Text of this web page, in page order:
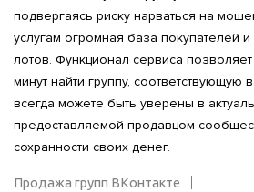
подвергаясь риску нарваться на
услугам огромная база покупателей
лотов. Функционал сервиса
минут найти группу,
всегда можете быть уверены в
предоставляемой продавцом
сохранности своих денег.
Продажа групп ВКонтакте